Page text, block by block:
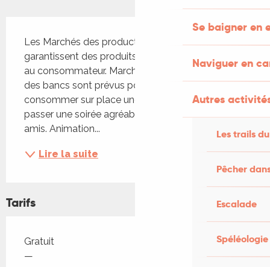
Se baigner en
Naviguer en
Autres
Les trails
Pêcher
Escalade
Spéléologie
Les Marchés des producteurs de pays
garantissent des produits en direct, du producteur
au consommateur. Marché convivial: des tables et
des bancs sont prévus pour vous permettre de
consommer sur place une partie de vos achats et
passer une soirée agréable en famille ou entre
amis. Animation...
Lire la suite
Tarifs
Tarifs 2026
Gratuit
—